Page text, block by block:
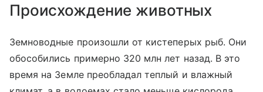
Происхождение животных
Земноводные произошли от кистеперых рыб. Они
обособились примерно 320 млн лет назад. В это
время на Земле преобладал теплый и влажный